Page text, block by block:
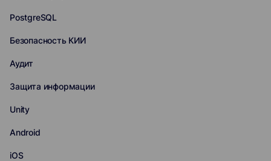
PostgreSQL
Безопасность КИИ
Аудит
Защита информации
Unity
Android
iOS